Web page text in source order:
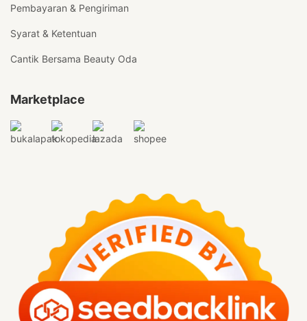
Pembayaran & Pengiriman
Syarat & Ketentuan
Cantik Bersama Beauty Oda
Marketplace